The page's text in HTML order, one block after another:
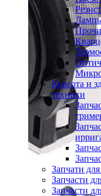
Красота и
техники
Запчати
Запчасти
Запчасти